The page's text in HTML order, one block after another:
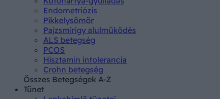
Endometriózis
Pikkelysömör
Pajzsmirigy alulműködés
ALS betegség
PCOS
Hisztamin intolerancia
Crohn betegség
Összes Betegségek A-Z
Tünet